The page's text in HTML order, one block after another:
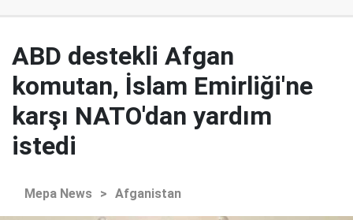
ABD destekli Afgan
komutan, İslam Emirliği'ne
karşı NATO'dan yardım
istedi
Mepa News > Afganistan